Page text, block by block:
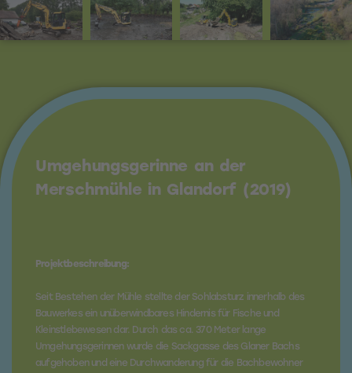
Umgehungsgerinne an der
Merschmühle in Glandorf (2019)
Projektbeschreibung:
Seit Bestehen der Mühle stellte der Sohlabsturz innerhalb des
Bauwerkes ein unüberwindbares Hindernis für Fische und
Kleinstlebewesen dar. Durch das ca. 370 Meter lange
Umgehungsgerinnen wurde die Sackgasse des Glaner Bachs
aufgehoben und eine Durchwanderung für die Bachbewohner